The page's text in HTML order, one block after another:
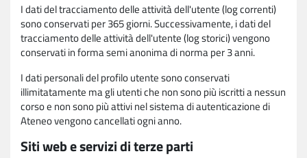
I dati del tracciamento delle attività dell'utente (log correnti)
sono conservati per 365 giorni. Successivamente, i dati del
tracciamento delle attività dell'utente (log storici) vengono
conservati in forma semi anonima di norma per 3 anni.
I dati personali del profilo utente sono conservati
illimitatamente ma gli utenti che non sono più iscritti a nessun
corso e non sono più attivi nel sistema di autenticazione di
Ateneo vengono cancellati ogni anno.
Siti web e servizi di terze parti